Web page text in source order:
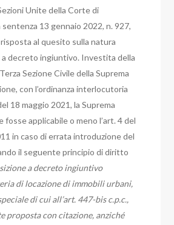
Unite della Corte di
sentenza 13 gennaio 2022, n. 927,
al quesito sulla natura
a decreto ingiuntivo. Investita della
Sezione Civile della Suprema
con l’ordinanza interlocutoria
18 maggio 2021, la Suprema
fosse applicabile o meno l’art. 4 del
in caso di errata introduzione del
il seguente principio di diritto
a decreto ingiuntivo
di locazione di immobili urbani,
di cui all’art. 447-bis c.p.c.,
proposta con citazione, anziché